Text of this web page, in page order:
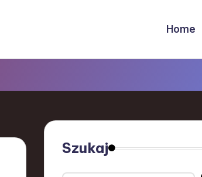
Home
Szukaj